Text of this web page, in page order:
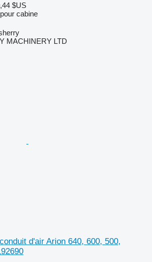
$US
cabine
MACHINERY LTD
d'air Arion 640, 600, 500,